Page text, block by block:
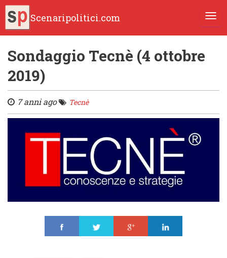
Scenaripolitici.com
Sondaggio Tecnè (4 ottobre
2019)
7 anni ago Tecnè